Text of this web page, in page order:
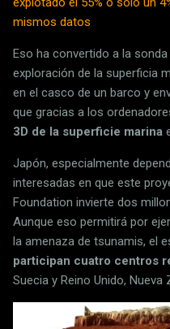
mismos datos
Eso ha convertido a la
exploración de la superficia
en el casco de un barco y
que gracias a los
3D de la superficie marina
Japón, especialmente
interesadas en que este
Foundation invierte dos
Aunque eso permitirá por
la amenaza de tsunamis, el
participan cuatro centros
Suecia y Reino Unido, Nueva